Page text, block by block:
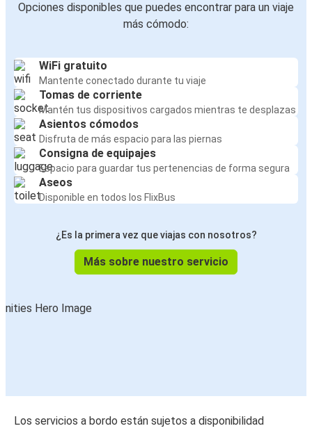
Opciones disponibles que puedes encontrar para un viaje
más cómodo:
WiFi gratuito
Mantente conectado durante tu viaje
Tomas de corriente
Mantén tus dispositivos cargados mientras te desplazas
Asientos cómodos
Disfruta de más espacio para las piernas
Consigna de equipajes
Espacio para guardar tus pertenencias de forma segura
Aseos
Disponible en todos los FlixBus
¿Es la primera vez que viajas con nosotros?
Más sobre nuestro servicio
Los servicios a bordo están sujetos a disponibilidad